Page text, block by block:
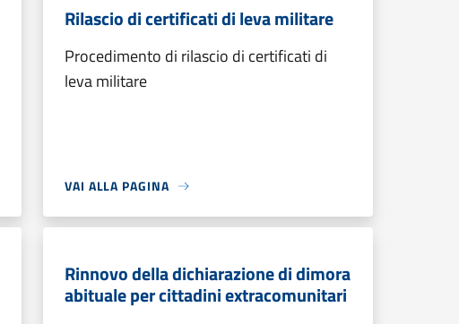
Rilascio di certificati di leva militare
Procedimento di rilascio di certificati di
leva militare
VAI ALLA PAGINA
Rinnovo della dichiarazione di dimora
abituale per cittadini extracomunitari